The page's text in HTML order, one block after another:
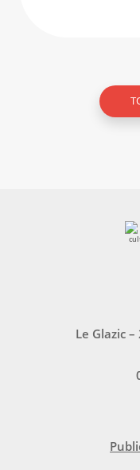
Le Glazic